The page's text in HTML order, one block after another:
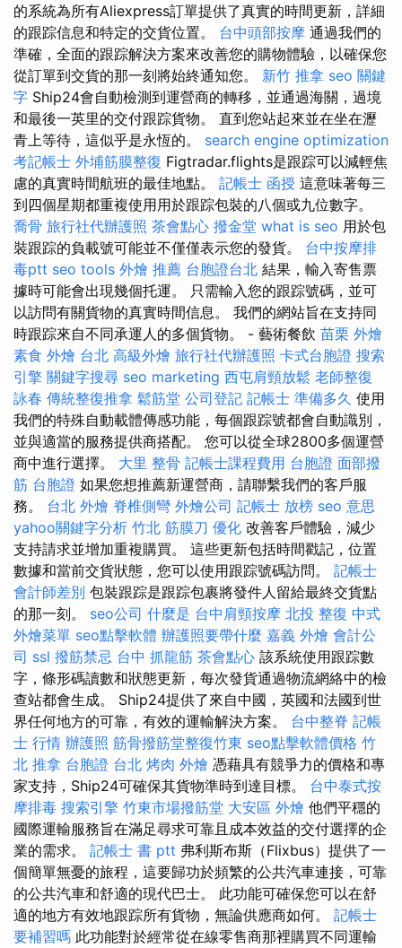
的系統為所有Aliexpress訂單提供了真實的時間更新，詳細
的跟踪信息和特定的交貨位置。 台中頭部按摩 通過我們的
準確，全面的跟踪解決方案來改善您的購物體驗，以確保您
從訂單到交貨的那一刻將始終通知您。 新竹 推拿 seo 關鍵
字 Ship24會自動檢測到運營商的轉移，並通過海關，過境
和最後一英里的交付跟踪貨物。 直到您站起來並在坐在瀝
青上等待，這似乎是永恆的。 search engine optimization
考記帳士 外埔筋膜整復 Figtradar.flights是跟踪可以減輕焦
慮的真實時間航班的最佳地點。 記帳士 函授 這意味著每三
到四個星期都重複使用用於跟踪包裝的八個或九位數字。
喬骨 旅行社代辦護照 茶會點心 撥金堂 what is seo 用於包
裝跟踪的負載號可能並不僅僅表示您的發貨。 台中按摩排
毒ptt seo tools 外燴 推薦 台胞證台北 結果，輸入寄售票
據時可能會出現幾個托運。 只需輸入您的跟踪號碼，並可
以訪問有關貨​​物的真實時間信息。 我們的網站旨在支持同
時跟踪來自不同承運人的多個貨物。 - 藝術餐飲 苗栗 外燴
素食 外燴 台北 高級外燴 旅行社代辦護照 卡式台胞證 搜索
引擎 關鍵字搜尋 seo marketing 西屯肩頸放鬆 老師整復
詠春 傳統整復推拿 鬆筋堂 公司登記 記帳士 準備多久 使用
我們的特殊自動載體傳感功能，每個跟踪號都會自動識別，
並與適當的服務提供商搭配。 您可以從全球2800多個運營
商中進行選擇。 大里 整骨 記帳士課程費用 台胞證 面部撥
筋 台胞證 如果您想推薦新運營商，請聯繫我們的客戶服
務。 台北 外燴 脊椎側彎 外燴公司 記帳士 放榜 seo 意思
yahoo關鍵字分析 竹北 筋膜刀 優化 改善客戶體驗，減少
支持請求並增加重複購買。 這些更新包括時間戳記，位置
數據和當前交貨狀態，您可以使用跟踪號碼訪問。 記帳士
會計師差別 包裝跟踪是跟踪包裹將發件人留給最終交貨點
的那一刻。 seo公司 什麼是 台中肩頸按摩 北投 整復 中式
外燴菜單 seo點擊軟體 辦護照要帶什麼 嘉義 外燴 會計公
司 ssl 撥筋禁忌 台中 抓龍筋 茶會點心 該系統使用跟踪數
字，條形碼讀數和狀態更新，每次發貨通過物流網絡中的檢
查站都會生成。 Ship24提供了來自中國，英國和法國到世
界任何地方的可靠，有效的運輸解決方案。 台中整脊 記帳
士 行情 辦護照 筋骨撥筋堂整復竹東 seo點擊軟體價格 竹
北 推拿 台胞證 台北 烤肉 外燴 憑藉具有競爭力的價格和專
家支持，Ship24可確保其貨物準時到達目標。 台中泰式按
摩排毒 搜索引擎 竹東市場撥筋堂 大安區 外燴 他們平穩的
國際運輸服務旨在滿足尋求可靠且成本效益的交付選擇的企
業的需求。 記帳士 書 ptt 弗利斯布斯（Flixbus）提供了一
個簡單無憂的旅程，這要歸功於頻繁的公共汽車連接，可靠
的公共汽車和舒適的現代巴士。 此功能可確保您可以在舒
適的地方有效地跟踪所有貨物，無論供應商如何。 記帳士
要補習嗎 此功能對於經常從在線零售商那裡購買不同運輸